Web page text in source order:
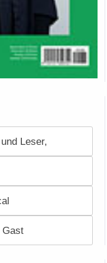
Leser,